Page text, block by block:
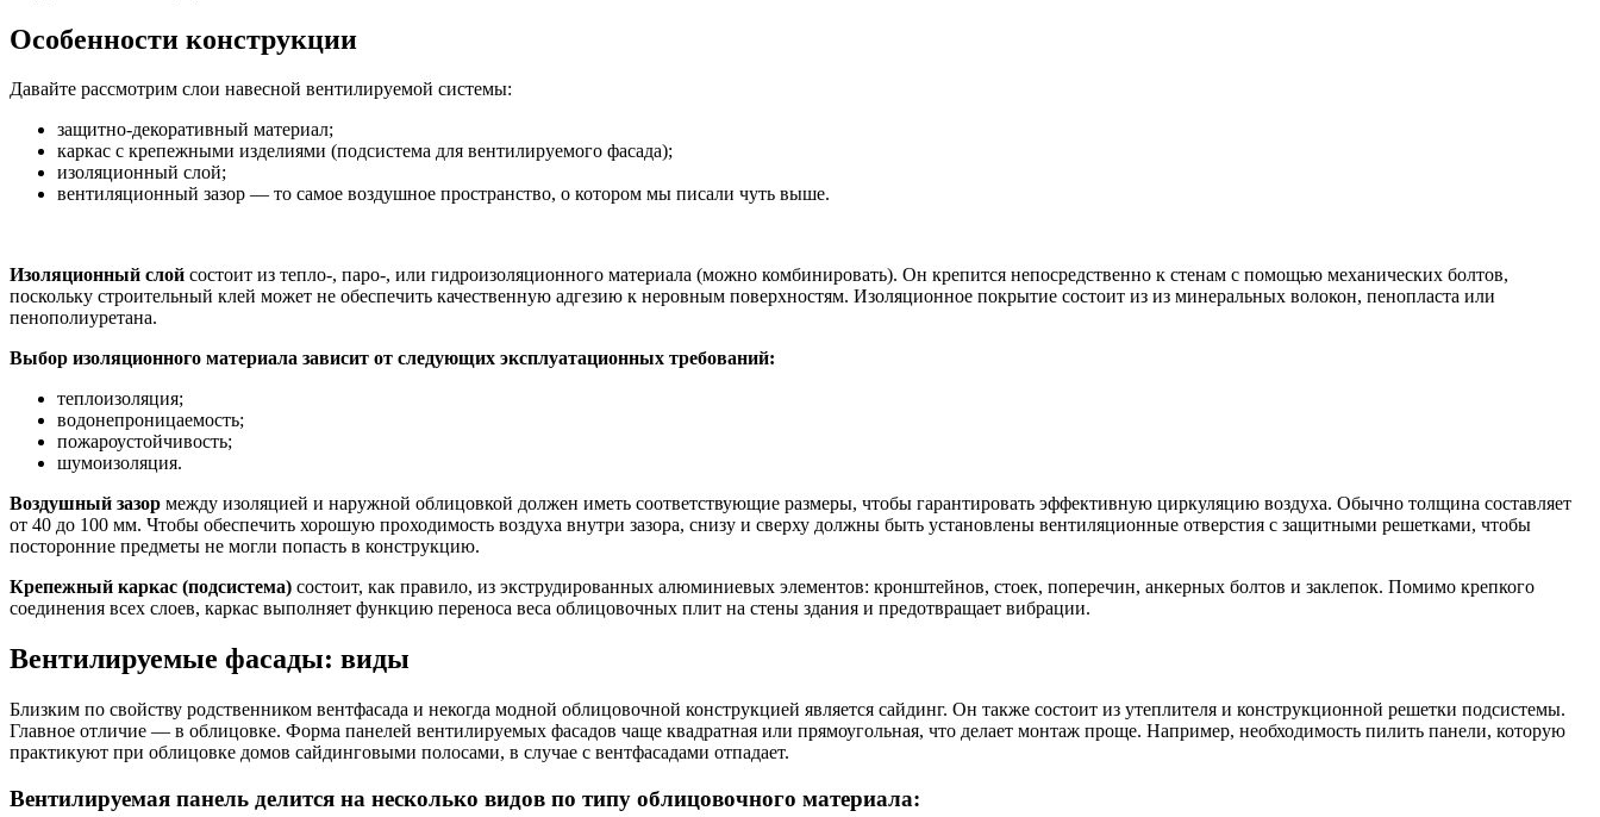
Особенности конструкции
Давайте рассмотрим слои навесной вентилируемой системы:
защитно-декоративный материал;
каркас с крепежными изделиями (подсистема для вентилируемого фасада);
изоляционный слой;
вентиляционный зазор — то самое воздушное пространство, о котором мы писали чуть выше.
Изоляционный слой состоит из тепло-, паро-, или гидроизоляционного материала (можно комбинировать). Он крепится непосредственно к стенам с помощью механических болтов,
поскольку строительный клей может не обеспечить качественную адгезию к неровным поверхностям. Изоляционное покрытие состоит из из минеральных волокон, пенопласта или
пенополиуретана.
Выбор изоляционного материала зависит от следующих эксплуатационных требований:
теплоизоляция;
водонепроницаемость;
пожароустойчивость;
шумоизоляция.
Воздушный зазор между изоляцией и наружной облицовкой должен иметь соответствующие размеры, чтобы гарантировать эффективную циркуляцию воздуха. Обычно толщина составляет
от 40 до 100 мм. Чтобы обеспечить хорошую проходимость воздуха внутри зазора, снизу и сверху должны быть установлены вентиляционные отверстия с защитными решетками, чтобы
посторонние предметы не могли попасть в конструкцию.
Крепежный каркас (подсистема) состоит, как правило, из экструдированных алюминиевых элементов: кронштейнов, стоек, поперечин, анкерных болтов и заклепок. Помимо крепкого
соединения всех слоев, каркас выполняет функцию переноса веса облицовочных плит на стены здания и предотвращает вибрации.
Вентилируемые фасады: виды
Близким по свойству родственником вентфасада и некогда модной облицовочной конструкцией является сайдинг. Он также состоит из утеплителя и конструкционной решетки подсистемы.
Главное отличие — в облицовке. Форма панелей вентилируемых фасадов чаще квадратная или прямоугольная, что делает монтаж проще. Например, необходимость пилить панели, которую
практикуют при облицовке домов сайдинговыми полосами, в случае с вентфасадами отпадает.
Вентилируемая панель делится на несколько видов по типу облицовочного материала: